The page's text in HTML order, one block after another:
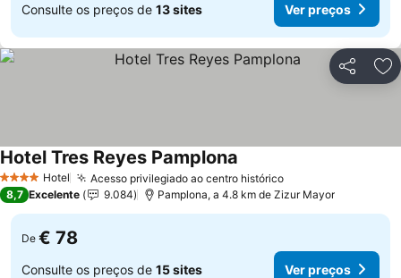
Consulte os preços de 13 sites Ver preços
Partilhar
4 EstrelasHotel Acesso privilegiado ao centro históricoVer preços
Hotel Tres Reyes Pamplona
8,7 Excelente 9.084 Pamplona, a 4.8 km de Zizur Mayor
De € 78
Consulte os preços de 15 sites Ver preços